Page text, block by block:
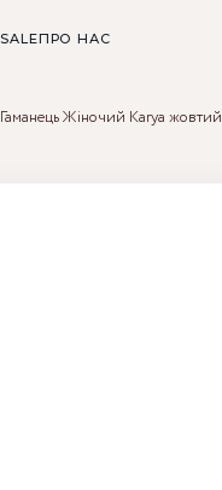
SALEПРО НАС
Гаманець Жіночий Karya жовтий